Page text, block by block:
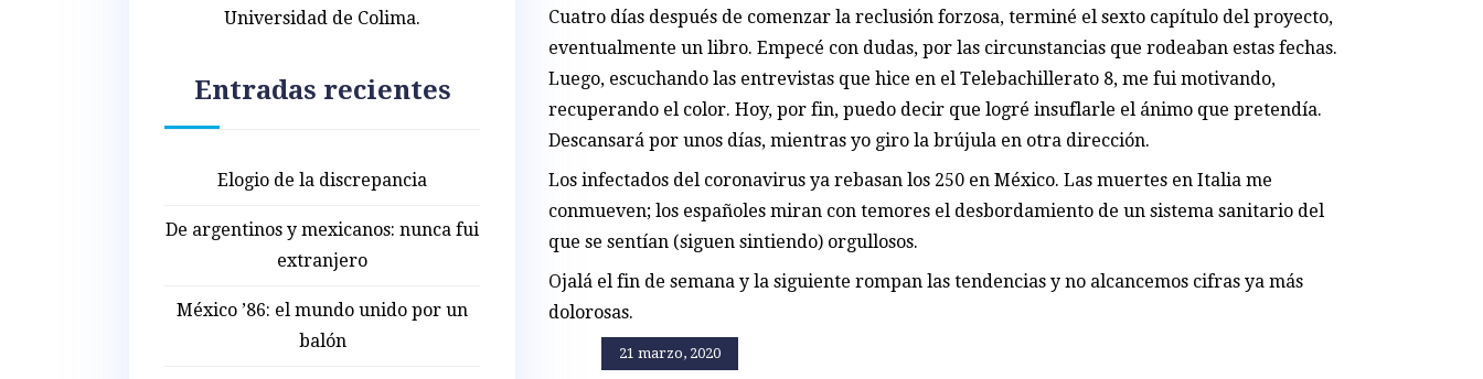
21 marzo, 2020
Cuatro días después de comenzar la reclusión forzosa, terminé el sexto capítulo del proyecto,
eventualmente un libro. Empecé con dudas, por las circunstancias que rodeaban estas fechas.
Luego, escuchando las entrevistas que hice en el Telebachillerato 8, me fui motivando,
recuperando el color. Hoy, por fin, puedo decir que logré insuflarle el ánimo que pretendía.
Descansará por unos días, mientras yo giro la brújula en otra dirección.
Los infectados del coronavirus ya rebasan los 250 en México. Las muertes en Italia me
conmueven; los españoles miran con temores el desbordamiento de un sistema sanitario del
que se sentían (siguen sintiendo) orgullosos.
Ojalá el fin de semana y la siguiente rompan las tendencias y no alcancemos cifras ya más
dolorosas.
Universidad de Colima.
Entradas recientes
Elogio de la discrepancia
De argentinos y mexicanos: nunca fui
extranjero
México ’86: el mundo unido por un
balón